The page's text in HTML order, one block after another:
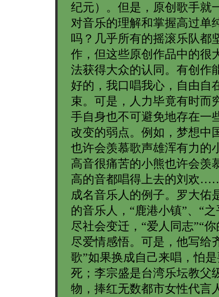
纪元）。但是，原创歌手就
对音乐的理解和掌握高过单
吗？几乎所有的摇滚乐队都
作，但这些原创作品中的很
法获得大众的认同。有创作
好的，我口唱我心，自由自
束。可是，人力毕竟有时而
手自身也不可避免地存在一
改变的弱点。例如，梦想中
也许会羡慕歌声雄浑有力的
高音很痛苦的小熊也许会羡
高的音都唱得上去的刘欢
成名音乐人的例子。罗大佑
的音乐人，“鹿港小镇”、“
尽社会变迁，“爱人同志”“
尽爱情感悟。可是，他写给
歌”如果换成自己来唱，怕
死；李宗盛是台湾乐坛教父
物，捧红无数都市女性代言